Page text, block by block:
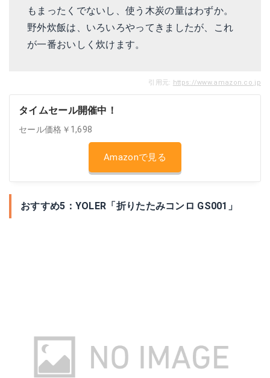
もまったくでないし、使う木炭の量はわずか。
野外炊飯は、いろいろやってきましたが、これ
が一番おいしく炊けます。
引用元: https://www.amazon.co.jp
タイムセール開催中！
セール価格￥1,698
Amazonで見る
おすすめ5：YOLER「折りたたみコンロ GS001」